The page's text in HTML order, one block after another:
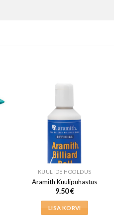
KUULIDE HOOLDUS
Aramith Kuulipuhastus
9.50€
LISA KORVI